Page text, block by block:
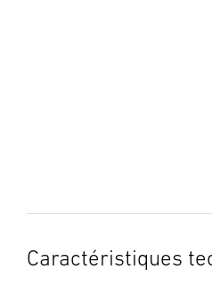
Caractéristiques